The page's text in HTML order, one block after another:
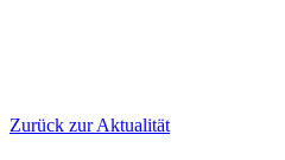
Zurück zur Aktualität